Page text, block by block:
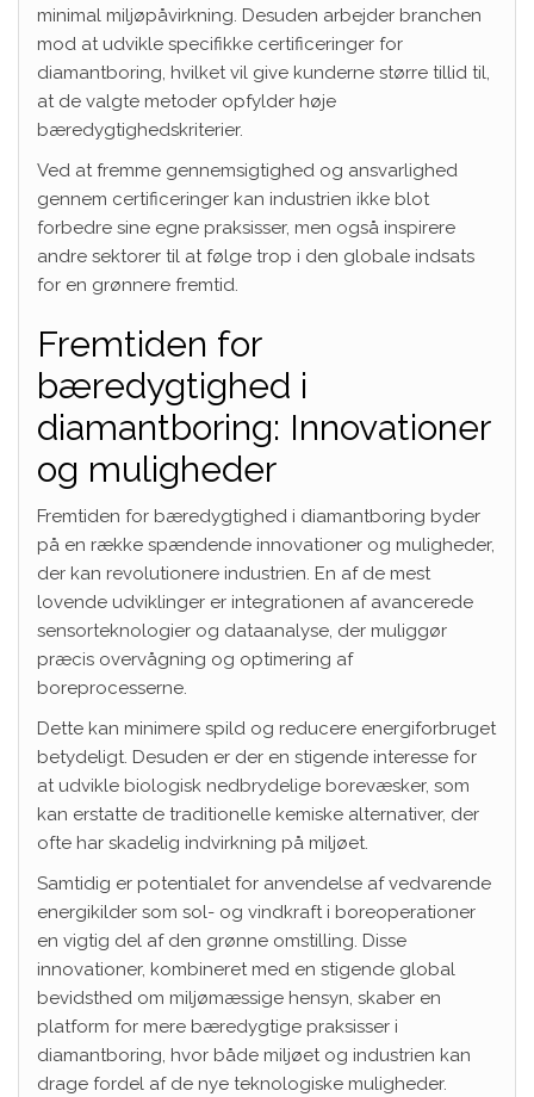
minimal miljøpåvirkning. Desuden arbejder branchen
mod at udvikle specifikke certificeringer for
diamantboring, hvilket vil give kunderne større tillid til,
at de valgte metoder opfylder høje
bæredygtighedskriterier.
Ved at fremme gennemsigtighed og ansvarlighed
gennem certificeringer kan industrien ikke blot
forbedre sine egne praksisser, men også inspirere
andre sektorer til at følge trop i den globale indsats
for en grønnere fremtid.
Fremtiden for
bæredygtighed i
diamantboring: Innovationer
og muligheder
Fremtiden for bæredygtighed i diamantboring byder
på en række spændende innovationer og muligheder,
der kan revolutionere industrien. En af de mest
lovende udviklinger er integrationen af avancerede
sensorteknologier og dataanalyse, der muliggør
præcis overvågning og optimering af
boreprocesserne.
Dette kan minimere spild og reducere energiforbruget
betydeligt. Desuden er der en stigende interesse for
at udvikle biologisk nedbrydelige borevæsker, som
kan erstatte de traditionelle kemiske alternativer, der
ofte har skadelig indvirkning på miljøet.
Samtidig er potentialet for anvendelse af vedvarende
energikilder som sol- og vindkraft i boreoperationer
en vigtig del af den grønne omstilling. Disse
innovationer, kombineret med en stigende global
bevidsthed om miljømæssige hensyn, skaber en
platform for mere bæredygtige praksisser i
diamantboring, hvor både miljøet og industrien kan
drage fordel af de nye teknologiske muligheder.